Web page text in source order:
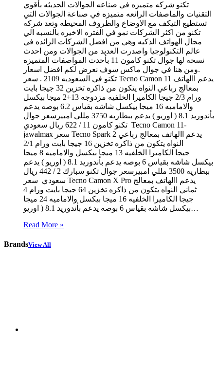
تكنو شركه متميزه في صناعه الجوالات الحديثه بأقوي
التقنيات والماصفات الرائعه متميزه في صناعة الجوالات التي
تستطيع التيكف مع الاوضاع والظروف المحيطه وتعد شركه
تكنو من اكثر الشركات نمو في الفتره الاخيره بالنسبه الي
مجال الهواتف الذكيه وهي من افضل الشركات الرائده في
عالم التكنولوجيا واصدرت العديد من الجوالات ومن احدث
نسخه لها جوال تكنو كامون 11 بأحدث المواصفات المتميزه
.ومن هنا في جوال ماكس سوف نعرض لكم افضل اسعار
تكنو في السعوديه 2109 . سعر Tecno Camon 11 يدعم االهاتف
بمعالج رباعي النواه يتكون من ذاكره تخزين 32 جيجا بايت
ورام 2/3 جيجا الكاميرا الخلفيه مزدوجه 13+2 ميجا بيكسل
والاماميه 16 ميجا بيكسل شاشه بقياس 6.2 بوصه يدعم
بأندوريد 8.1 ( اوريو ) يدعم ببطاريه 3750 مللي امبيرسعر جوال
تكنو كامون 11 / 622 ريال سعودي Tecno Camon 11-
jawalmax سعر Tecno Spark 2 يدعم االهاتف بمعالج رباعي
النواه يتكون من ذاكره تخزين 16 جيجا بايت ورام 2/1
جيجا الكاميرا الخلفيه 13 ميجا بيكسل والاماميه 8 ميجا
بيكسل شاشه بقياس 6 بوصه يدعم بأندوريد 8.1 ( اوريو ) يدعم
ببطاريه 3500 مللي امبيرسعر جوال تكنو سبارك 2 / 442 ريال
سعودي سعر Tecno Camon X Pro يدعم االهاتف بمعالج
ثماني النواه يتكون من ذاكره تخزين 64 جيجا بايت ورام 4
جيجا الكاميرا الخلفيه 16 ميجا بيكسل والاماميه 24 ميجا
بيكسل شاشه بقياس 6 بوصه يدعم بأندوريد 8.1 ( اوريو…
Read More »
BrandsView All